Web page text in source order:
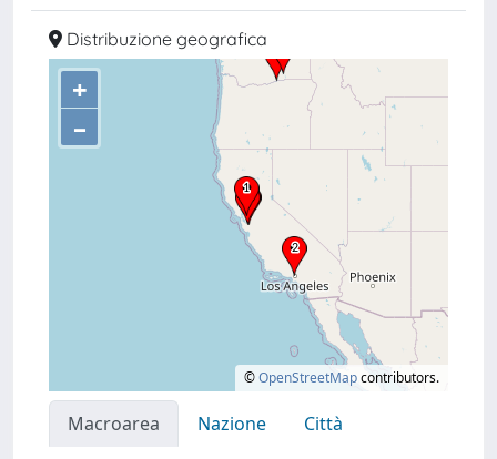
Distribuzione geografica
+
–
©OpenStreetMapcontributors.
Macroarea Nazione
Città